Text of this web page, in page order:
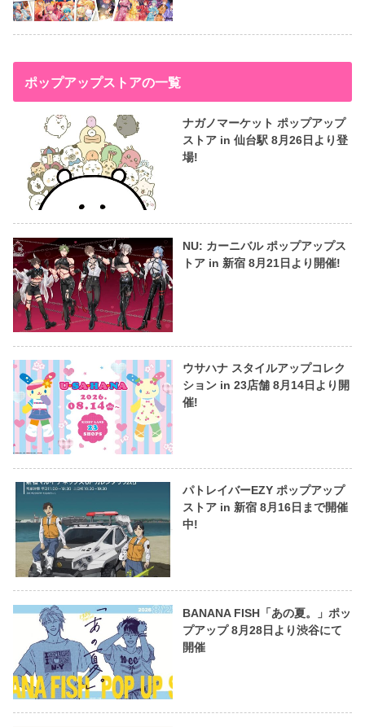
ポップアップストアの一覧
ナガノマーケット ポップアップ
ストア in 仙台駅 8月26日より登
場!
NU: カーニバル ポップアップス
トア in 新宿 8月21日より開催!
ウサハナ スタイルアップコレク
ション in 23店舗 8月14日より開
催!
パトレイバーEZY ポップアップ
ストア in 新宿 8月16日まで開催
中!
BANANA FISH「あの夏。」ポッ
プアップ 8月28日より渋谷にて
開催